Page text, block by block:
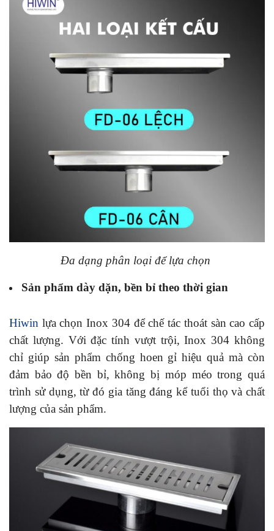
Đa dạng phân loại để lựa chọn
Sản phẩm dày dặn, bền bỉ theo thời gian
Hiwin lựa chọn Inox 304 để chế tác thoát sàn cao cấp
chất lượng. Với đặc tính vượt trội, Inox 304 không
chỉ giúp sản phẩm chống hoen gỉ hiệu quả mà còn
đảm bảo độ bền bỉ, không bị móp méo trong quá
trình sử dụng, từ đó gia tăng đáng kể tuổi thọ và chất
lượng của sản phẩm.